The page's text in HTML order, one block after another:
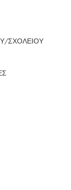
ΣΧΟΛΕΙΟΥ